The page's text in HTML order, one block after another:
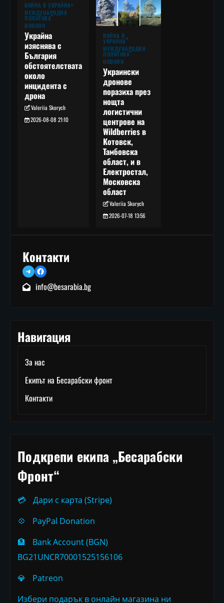
ВОЙНА В УКРАЙНА
МЕЖДУНАРОДНА
ПОЛИТИКА
НОВИНИ
Украйна
изяснява с
България
обстоятелствата
около
инцидента с
дрона
Valeriia Skorych
2026-08-08 21:10
ВОЙНА В
УКРАЙНА
МЕЖДУНАРОДНА
ПОЛИТИКА
НОВИНИ
Украински
дронове
поразиха през
нощта
логистични
центрове на
Wildberries в
Котовск,
Тамбовска
област, и в
Електростал,
Московска
област
Valeriia Skorych
2026-07-18 13:56
Контакти
TelegramFacebook
info@besarabia.bg
Навигация
За нас
Екипът на Бесарабски фронт
Контакти
Подкрепи екипа „Бесарабски
Фронт“
💳
Дари с карта (Stripe)
💠
PayPal Donation
🏦
Bank Account (BGN)
BG21UNCR70001525156106
💎
Patreon
Избери подарък в онлайн магазина ни